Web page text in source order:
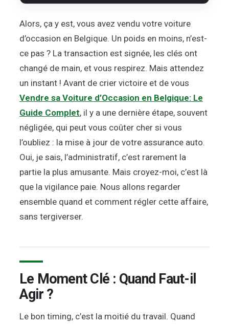
Alors, ça y est, vous avez vendu votre voiture
d’occasion en Belgique. Un poids en moins, n’est-
ce pas ? La transaction est signée, les clés ont
changé de main, et vous respirez. Mais attendez
un instant ! Avant de crier victoire et de vous
Vendre sa Voiture d’Occasion en Belgique: Le
Guide Complet, il y a une dernière étape, souvent
négligée, qui peut vous coûter cher si vous
l’oubliez : la mise à jour de votre assurance auto.
Oui, je sais, l’administratif, c’est rarement la
partie la plus amusante. Mais croyez-moi, c’est là
que la vigilance paie. Nous allons regarder
ensemble quand et comment régler cette affaire,
sans tergiverser.
Le Moment Clé : Quand Faut-il
Agir ?
Le bon timing, c’est la moitié du travail. Quand